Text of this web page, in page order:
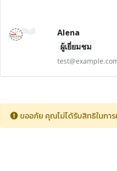
Alena
ผู้เยี่ยมชม
ขออภัย คุณไม่ได้รับสิทธิในการ